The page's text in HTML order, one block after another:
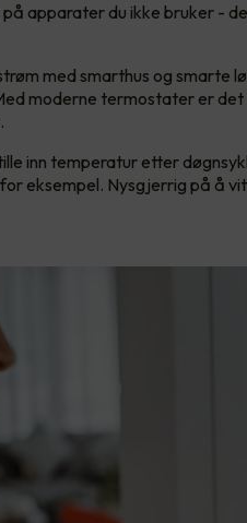
apparater du ikke bruker -
med smarthus og smarte
moderne termostater er
inn temperatur etter
eksempel. Nysgjerrig på å